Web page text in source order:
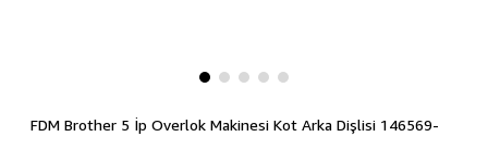
FDM Brother 5 İp Overlok Makinesi Kot Arka Dişlisi 146569-